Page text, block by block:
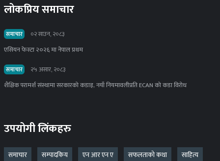
लोकप्रिय समाचार
समाचार
०२ साउन, २०८३
एसियन फेस्टा २०२६ मा नेपाल प्रथम
समाचार
२५ असार, २०८३
शैक्षिक परामर्श संस्थामा सरकारको कडाइ, नयाँ नियमावलीप्रति ECAN को कडा विरोध
उपयोगी लिंकहरु
समाचार सम्पादकिय एन आर एन ए सफलताको कथा
साहित्य